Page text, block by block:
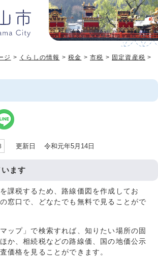
ジ > くらしの情報 >税金 >市税 > 固定資産税 >
更新日 令和元年5月14日
ます
課税するため、路線価図を作成してお
窓口で、どなたでも無料で見ることがで
ップ」で検索すれば、知りたい場所の固
か、相続税などの路線価、国の地価公示
価格を見ることができます。